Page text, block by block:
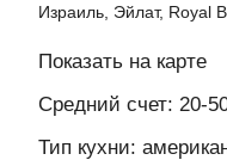
Израиль, Эйлат, Royal
Показать на карте
Средний счет: 20-
Тип кухни: